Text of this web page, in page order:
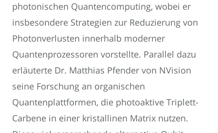
photonischen Quantencomputing, wobei er
insbesondere Strategien zur Reduzierung von
Photonverlusten innerhalb moderner
Quantenprozessoren vorstellte. Parallel dazu
erläuterte Dr. Matthias Pfender von NVision
seine Forschung an organischen
Quantenplattformen, die photoaktive Triplett-
Carbene in einer kristallinen Matrix nutzen.